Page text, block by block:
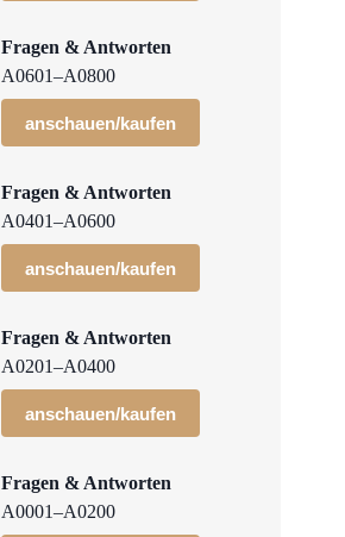
Fragen & Antworten
A0601–A0800
anschauen/kaufen
Fragen & Antworten
A0401–A0600
anschauen/kaufen
Fragen & Antworten
A0201–A0400
anschauen/kaufen
Fragen & Antworten
A0001–A0200